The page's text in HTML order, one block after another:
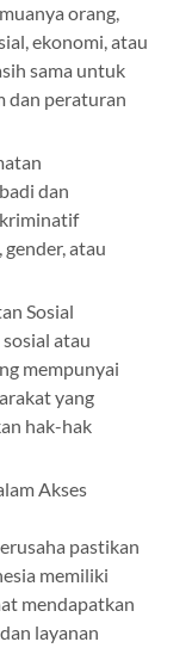
orang,
ekonomi, atau
sama untuk
dan peraturan
dan
gender, atau
Sosial
atau
mempunyai
yang
hak-hak
Akses
pastikan
memiliki
mendapatkan
layanan